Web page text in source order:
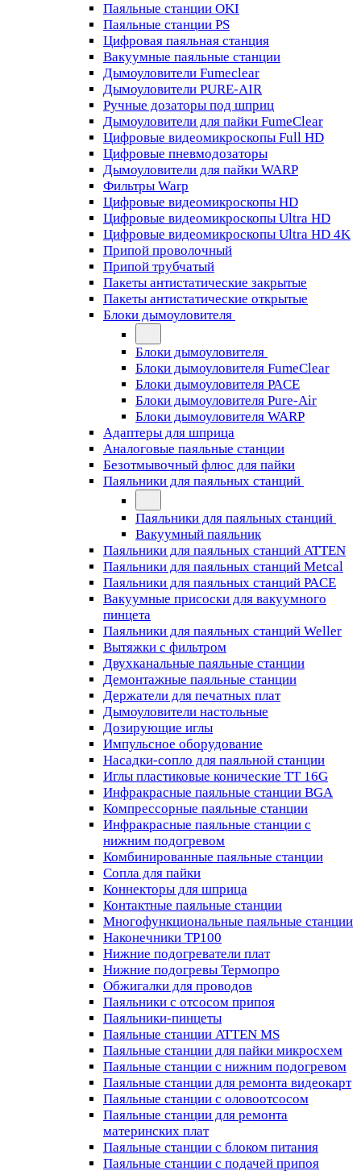
Паяльные станции OKI
Паяльные станции PS
Цифровая паяльная станция
Вакуумные паяльные станции
Дымоуловители Fumeclear
Дымоуловители PURE-AIR
Ручные дозаторы под шприц
Дымоуловители для пайки FumeClear
Цифровые видеомикроскопы Full HD
Цифровые пневмодозаторы
Дымоуловители для пайки WARP
Фильтры Warp
Цифровые видеомикроскопы HD
Цифровые видеомикроскопы Ultra HD
Цифровые видеомикроскопы Ultra HD 4K
Припой проволочный
Припой трубчатый
Пакеты антистатические закрытые
Пакеты антистатические открытые
Блоки дымоуловителя
Блоки дымоуловителя
Блоки дымоуловителя FumeClear
Блоки дымоуловителя PACE
Блоки дымоуловителя Pure-Air
Блоки дымоуловителя WARP
Адаптеры для шприца
Аналоговые паяльные станции
Безотмывочный флюс для пайки
Паяльники для паяльных станций
Паяльники для паяльных станций
Вакуумный паяльник
Паяльники для паяльных станций ATTEN
Паяльники для паяльных станций Metcal
Паяльники для паяльных станций PACE
Вакуумные присоски для вакуумного
пинцета
Паяльники для паяльных станций Weller
Вытяжки с фильтром
Двухканальные паяльные станции
Демонтажные паяльные станции
Держатели для печатных плат
Дымоуловители настольные
Дозирующие иглы
Импульсное оборудование
Насадки-сопло для паяльной станции
Иглы пластиковые конические TT 16G
Инфракрасные паяльные станции BGA
Компрессорные паяльные станции
Инфракрасные паяльные станции с
нижним подогревом
Комбинированные паяльные станции
Сопла для пайки
Коннекторы для шприца
Контактные паяльные станции
Многофункциональные паяльные станции
Наконечники TP100
Нижние подогреватели плат
Нижние подогревы Термопро
Обжигалки для проводов
Паяльники с отсосом припоя
Паяльники-пинцеты
Паяльные станции ATTEN MS
Паяльные станции для пайки микросхем
Паяльные станции с нижним подогревом
Паяльные станции для ремонта видеокарт
Паяльные станции с оловоотсосом
Паяльные станции для ремонта
материнских плат
Паяльные станции с блоком питания
Паяльные станции с подачей припоя